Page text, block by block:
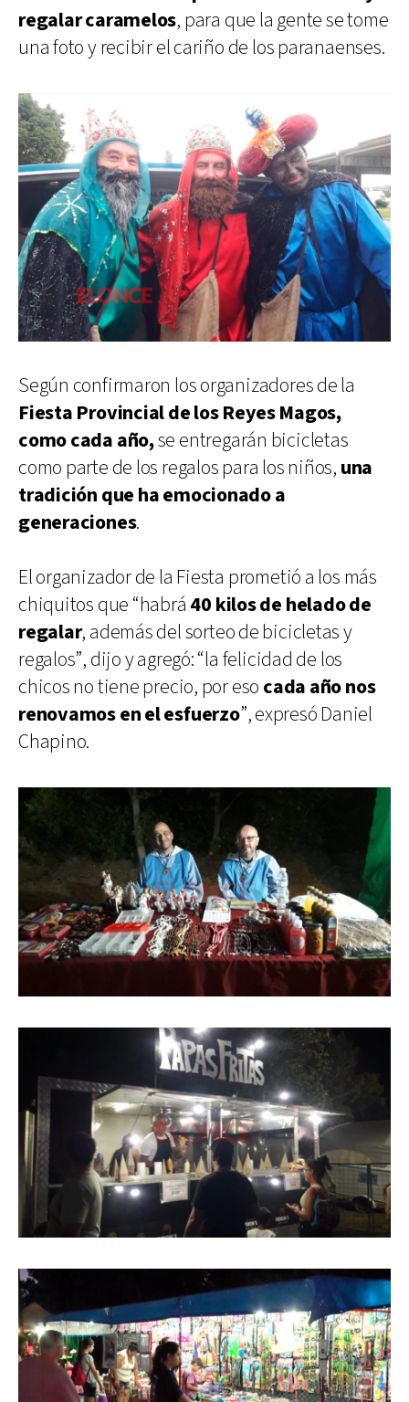
regalar caramelos, para que la gente se tome
una foto y recibir el cariño de los paranaenses.
Según confirmaron los organizadores de la
Fiesta Provincial de los Reyes Magos,
como cada año,se entregarán bicicletas
como parte de los regalos para los niños, una
tradición que ha emocionado a
generaciones.
El organizador de la Fiesta prometió a los más
chiquitos que “habrá 40 kilos de helado de
regalar, además del sorteo de bicicletas y
regalos”, dijo y agregó: “la felicidad de los
chicos no tiene precio, por eso cada año nos
renovamos en el esfuerzo”, expresó Daniel
Chapino.